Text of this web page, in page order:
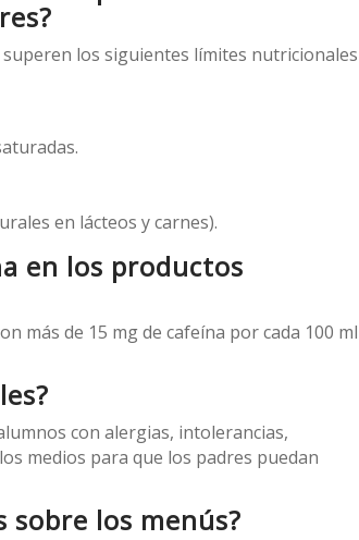
los siguientes límites nutricionales
en lácteos y carnes).
en los productos
más de 15 mg de cafeína por cada 100 ml
con alergias, intolerancias,
medios para que los padres puedan
sobre los menús?